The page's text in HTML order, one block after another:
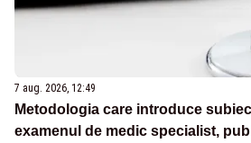
7 aug. 2026, 12:49
Metodologia care introduce
examenul de medic specialist,